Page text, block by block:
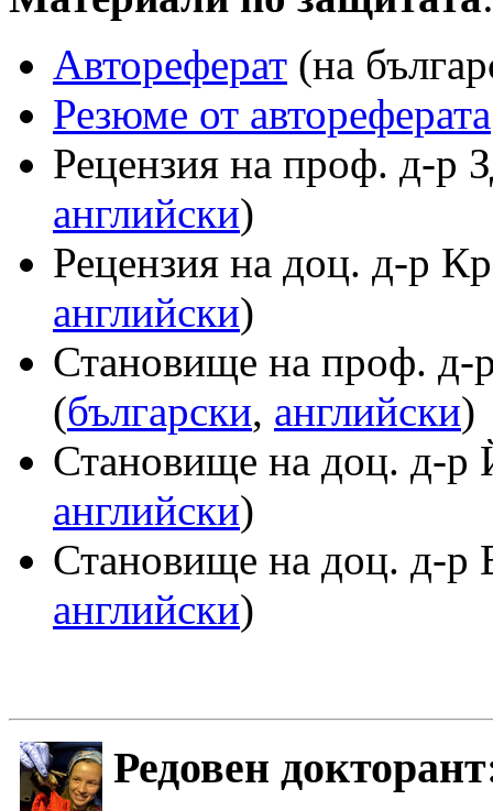
Автореферат (на
Резюме от автореферата
Рецензия на проф. д-р
английски)
Рецензия на доц. д-р
английски)
Становище на проф. д-
(български, английски)
Становище на доц. д-р
английски)
Становище на доц. д-р
английски)
Редовен